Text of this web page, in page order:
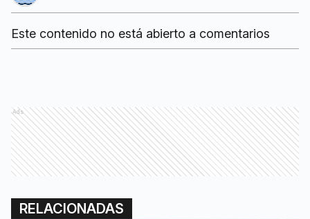
Este contenido no está abierto a comentarios
Ads
RELACIONADAS